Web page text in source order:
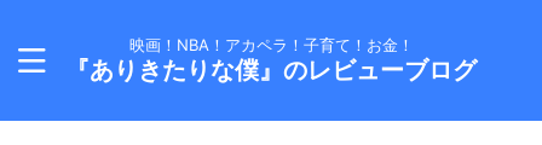
映画！NBA！アカペラ！子育て！お金！
『ありきたりな僕』のレビューブログ